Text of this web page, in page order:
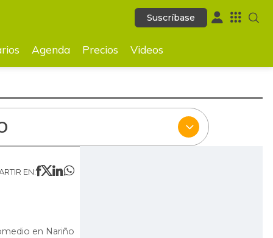
Suscríbase
Videos
Suscríbase
Agenda Precios Videos
EN:
en Nariño